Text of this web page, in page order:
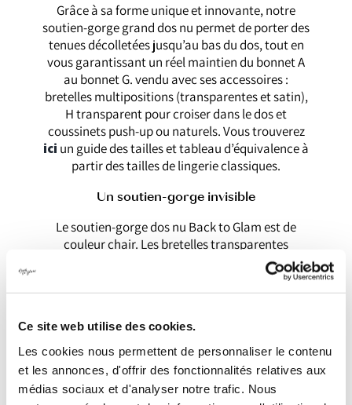
Ce site web utilise des cookies.
Les cookies nous permettent de personnaliser le contenu
et les annonces, d'offrir des fonctionnalités relatives aux
médias sociaux et d'analyser notre trafic. Nous
Grâce à sa forme unique et innovante, notre
soutien-gorge grand dos nu permet de porter des
tenues décolletées jusqu’au bas du dos, tout en
vous garantissant un réel maintien du bonnet A
au bonnet G. vendu avec ses accessoires :
bretelles multipositions (transparentes et satin),
H transparent pour croiser dans le dos et
coussinets push-up ou naturels. Vous trouverez
ici un guide des tailles et tableau d’équivalence à
partir des tailles de lingerie classiques.
Un soutien-gorge invisible
Le soutien-gorge dos nu Back to Glam est de
couleur chair. Les bretelles transparentes
multipostions (sans silicone), épousent la peau
sans coller. Elles sont réalisées en polyuréthane
de haute qualité à la texture poudrée, ce qui les
bien réglé, le soutien-gorge dos nu plongeant
Back to Glam sait se faire oublier sous vos plus
belles tenues décolletés de dos, ce qui en fait un
véritable sous vêtement invisible !Notre
soutien-gorge est disponible en deux coloris :